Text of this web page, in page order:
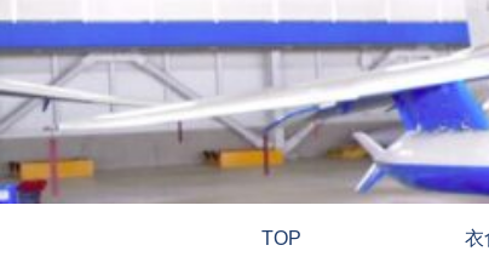
TOP 衣